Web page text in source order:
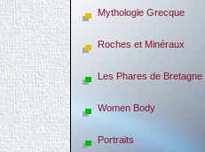
Mythologie Grecque
Roches et Minéraux
Les Phares de Bretagne
Women Body
Portraits